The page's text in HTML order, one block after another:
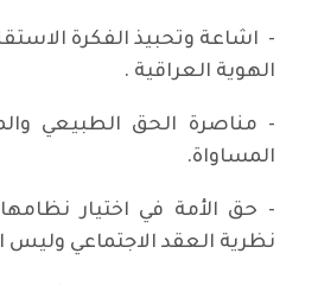
- اشاعة وتحبيذ الفكرة
الهوية العراقية .
- مناصرة الحق الطبيعي
المساواة.
- حق الأمة في اختيار
نظرية العقد الاجتماعي وليس